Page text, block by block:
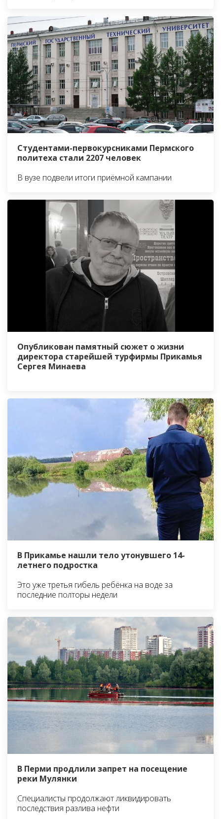
Студентами-первокурсниками Пермского
политеха стали 2207 человек
В вузе подвели итоги приёмной кампании
Опубликован памятный сюжет о жизни
директора старейшей турфирмы Прикамья
Сергея Минаева
В Прикамье нашли тело утонувшего 14-
летнего подростка
Это уже третья гибель ребёнка на воде за
последние полторы недели
В Перми продлили запрет на посещение
реки Мулянки
Специалисты продолжают ликвидировать
последствия разлива нефти